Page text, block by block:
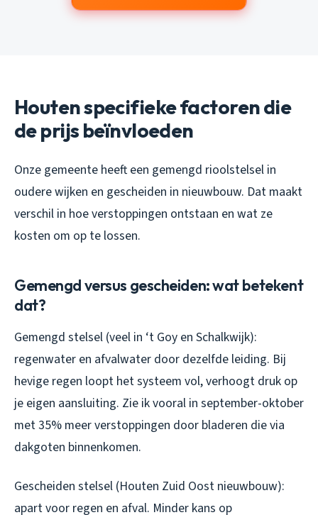
Houten specifieke factoren die
de prijs beïnvloeden
Onze gemeente heeft een gemengd rioolstelsel in
oudere wijken en gescheiden in nieuwbouw. Dat maakt
verschil in hoe verstoppingen ontstaan en wat ze
kosten om op te lossen.
Gemengd versus gescheiden: wat betekent
dat?
Gemengd stelsel (veel in ‘t Goy en Schalkwijk):
regenwater en afvalwater door dezelfde leiding. Bij
hevige regen loopt het systeem vol, verhoogt druk op
je eigen aansluiting. Zie ik vooral in september-oktober
met 35% meer verstoppingen door bladeren die via
dakgoten binnenkomen.
Gescheiden stelsel (Houten Zuid Oost nieuwbouw):
apart voor regen en afval. Minder kans op